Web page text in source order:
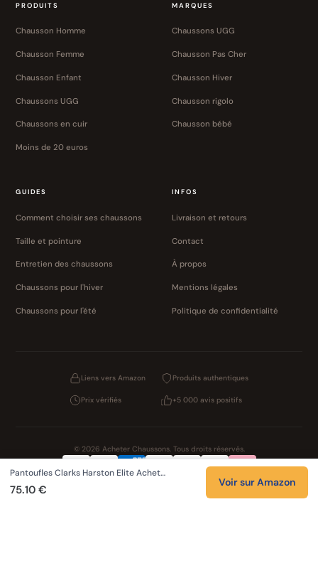
PRODUITS
Chausson Homme
Chausson Femme
Chausson Enfant
Chaussons UGG
Chaussons en cuir
Moins de 20 euros
MARQUES
Chaussons UGG
Chausson Pas Cher
Chausson Hiver
Chausson rigolo
Chausson bébé
GUIDES
Comment choisir ses chaussons
Taille et pointure
Entretien des chaussons
Chaussons pour l'hiver
Chaussons pour l'été
INFOS
Livraison et retours
Contact
À propos
Mentions légales
Politique de confidentialité
Liens vers Amazon Produits authentiques
Prix vérifiés +5 000 avis positifs
© 2026 Acheter Chaussons. Tous droits réservés.
Confidentialité CGV Cookies Mentions légales
Pantoufles Clarks Harston Elite Achet…
75.10 €
Voir sur Amazon